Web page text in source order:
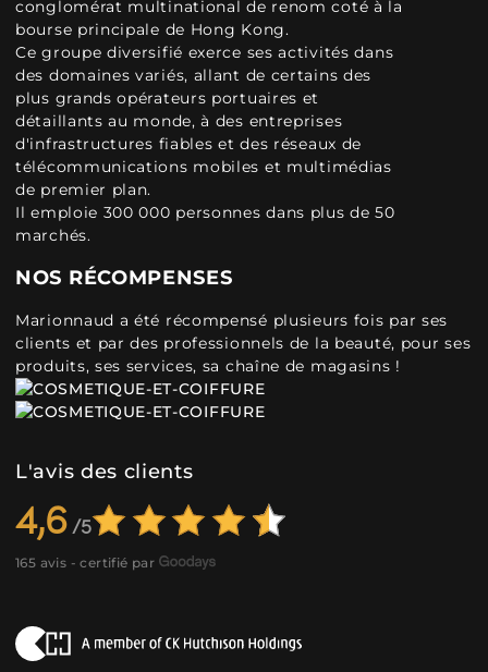
conglomérat multinational de renom coté à la
bourse principale de Hong Kong.
Ce groupe diversifié exerce ses activités dans
des domaines variés, allant de certains des
plus grands opérateurs portuaires et
détaillants au monde, à des entreprises
d'infrastructures fiables et des réseaux de
télécommunications mobiles et multimédias
de premier plan.
Il emploie 300 000 personnes dans plus de 50
marchés.
NOS RÉCOMPENSES
Marionnaud a été récompensé plusieurs fois par ses
clients et par des professionnels de la beauté, pour ses
produits, ses services, sa chaîne de magasins !
L'avis des clients
4,6
165 avis - certifié par